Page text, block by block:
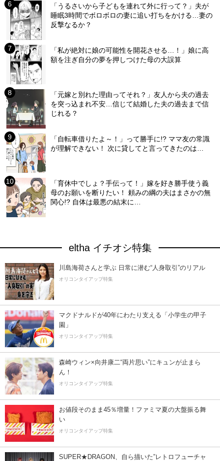
「うるさいから子どもを連れて外に行って？」夫が
睡眠3時間でボロボロの妻に追い打ちをかける…妻の
反撃なるか？
「私が絶対に娘の可能性を開花させる…！」娘に高
額を注ぎ自分の夢を押しつけた母の大誤算
「元嫁と別れた理由ってそれ？」友人から夫の過去
を突っ込まれ不安…信じて結婚した夫の過去まで信
じれる？
「自転車借りたよ～！」って勝手に!? ママ友の常識
が理解できない！ 次に貸してと言ってきたのは…
「育休中でしょ？手伝って！」嫁を好き勝手使う義
母のお願いを断りたい！ 頼みの綱の夫はまさかの無
関心!? 自体は最悪の結末に…
eltha イチオシ特集
川島海荷さんと学ぶ 日常に潜む“人身取引”のリアル
オリコンタイアップ特集
マクドナルドが40年にわたり支える「小学生の甲子
園」
オリコンタイアップ特集
森崎ウィン×向井康二“両片思い”にキュンが止まら
ん！
オリコンタイアップ特集
お値段そのまま45％増量！ファミマ夏の大盤振る舞
い
オリコンタイアップ特集
SUPER★DRAGON、自ら描いた”レトロフューチャ